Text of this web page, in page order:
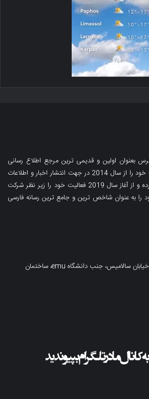
بعنوان اولین و قدیمی ترین مرجع اطلاع رسانی
فارسی زبان در قبرس فعالیت خود را از سال 2014 در جهت انتشار اخبار و اطلاعات
در حوزه های مختلف آغاز کرده و از آغاز سال 2019 فعالیت خود را زیر نظر شرکت
را به عنوان شاخص ترین و جامع ترین رسانه فارسی
قبرس شمالی، فاماگوستا، خیابان سالامیس، جنب دانشگاه emu، ساختمان